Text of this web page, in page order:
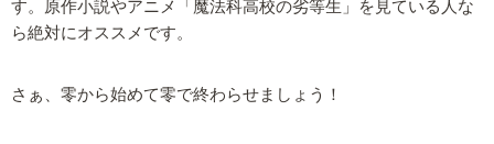
す。原作小説やアニメ「魔法科高校の劣等生」を見ている人な
ら絶対にオススメです。
さぁ、零から始めて零で終わらせましょう！